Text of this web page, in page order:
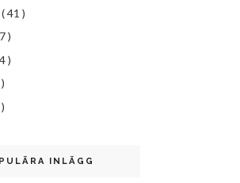
( 41 )
)
)
INLÄGG